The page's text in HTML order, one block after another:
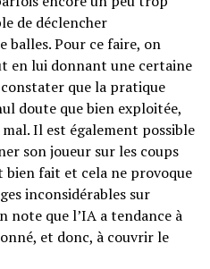
de déclencher
balles. Pour ce faire, on
en lui donnant une certaine
que la pratique
doute que bien exploitée,
Il est également possible
son joueur sur les coups
bien fait et cela ne provoque
inconsidérables sur
note que l’IA a tendance à
et donc, à couvrir le